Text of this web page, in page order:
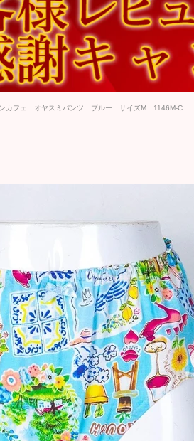
カフェ オヤスミパンツ ブルー サイズM 1146M-C